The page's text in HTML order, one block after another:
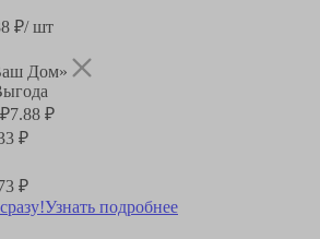
₽/ шт
Дом»
7.88 ₽
₽
₽
Узнать подробнее